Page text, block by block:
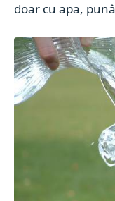
doar cu apa,